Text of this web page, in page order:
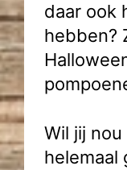
daar ook
hebben?
Wil jij
helemaal